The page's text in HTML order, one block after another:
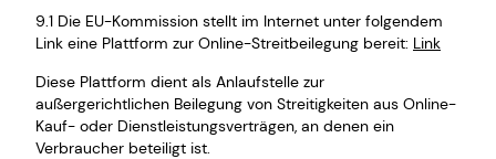
9.1 Die EU-Kommission stellt im Internet unter folgendem
Link eine Plattform zur Online-Streitbeilegung bereit: Link
Diese Plattform dient als Anlaufstelle zur
außergerichtlichen Beilegung von Streitigkeiten aus Online-
Kauf- oder Dienstleistungsverträgen, an denen ein
Verbraucher beteiligt ist.